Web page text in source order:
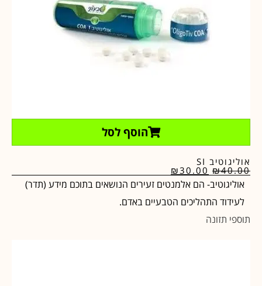
הוסף לסל
אוליגוטיב SI
₪40.00
₪30.00
אוליגוטיב- הם אלמנטים זעירים הנושאים בתוכם מידע (תדר)
לעידוד התהליכים הטבעיים באדם.
תוספי תזונה